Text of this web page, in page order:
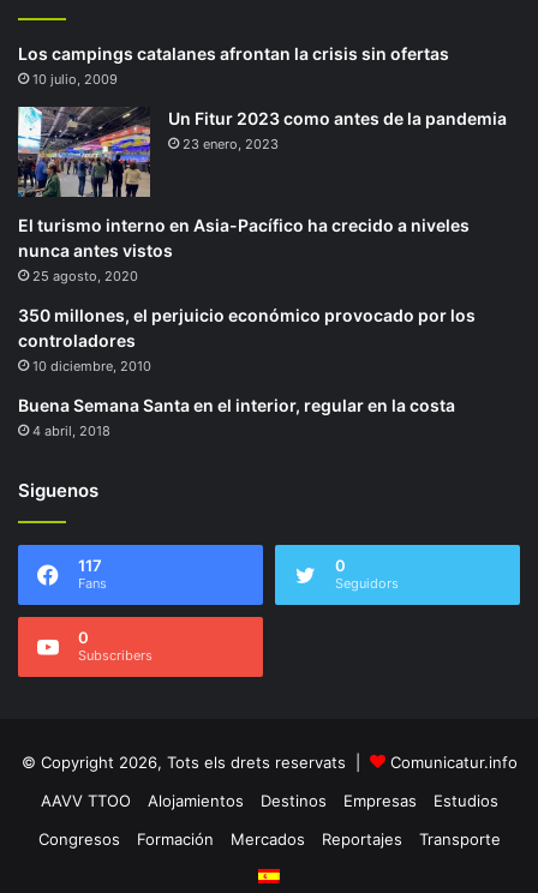
Los campings catalanes afrontan la crisis sin ofertas
10 julio, 2009
Un Fitur 2023 como antes de la pandemia
23 enero, 2023
El turismo interno en Asia-Pacífico ha crecido a niveles
nunca antes vistos
25 agosto, 2020
350 millones, el perjuicio económico provocado por los
controladores
10 diciembre, 2010
Buena Semana Santa en el interior, regular en la costa
4 abril, 2018
Siguenos
117
Fans
0
Seguidors
0
Subscribers
© Copyright 2026, Tots els drets reservats |
Comunicatur.info
AAVV TTOO
Alojamientos Destinos Empresas
Estudios
Congresos
Formación Mercados Reportajes Transporte